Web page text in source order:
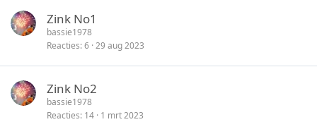
Zink No1
bassie1978
Reacties 6 29 aug 2023
Zink No2
bassie1978
Reacties 14 1 mrt 2023